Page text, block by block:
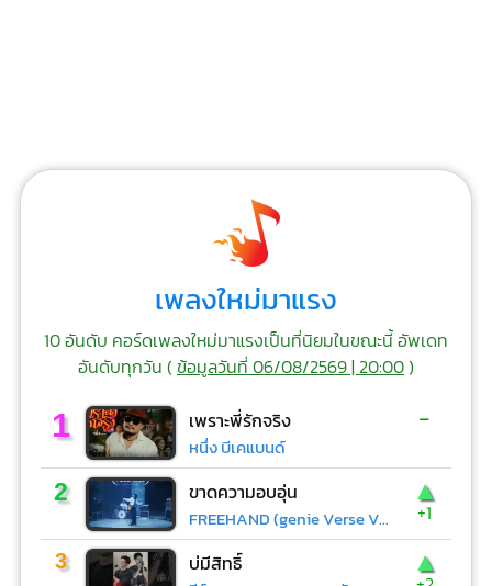
เพลงใหม่มาแรง
10 อันดับ คอร์ดเพลงใหม่มาแรงเป็นที่นิยมในขณะนี้ อัพเดท
อันดับทุกวัน (ข้อมูลวันที่ 06/08/2569 | 20:00)
1 เพราะพี่รักจริง
หนึ่ง บีเคแบนด์
-
2 ขาดความอบอุ่น
FREEHAND (genie Verse Vol.1)
▲
+1
3 บ่มีสิทธิ์ ▲